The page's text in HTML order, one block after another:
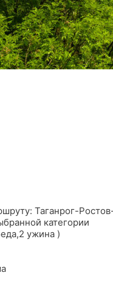
Таганрог-
категории
ужина )